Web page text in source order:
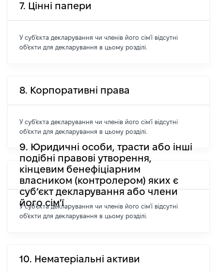
7. Цінні папери
У суб'єкта декларування чи членів його сім'ї відсутні
об'єкти для декларування в цьому розділі.
8. Корпоративні права
У суб'єкта декларування чи членів його сім'ї відсутні
об'єкти для декларування в цьому розділі.
9. Юридичні особи, трасти або інші
подібні правові утворення,
кінцевим бенефіціарним
власником (контролером) яких є
суб’єкт декларування або члени
його сім'ї
У суб'єкта декларування чи членів його сім'ї відсутні
об'єкти для декларування в цьому розділі.
10. Нематеріальні активи